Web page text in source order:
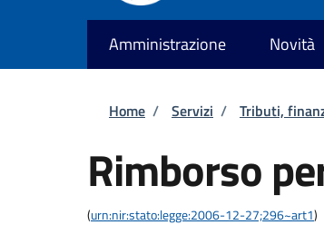
Amministrazione Novità
Briciole di
Home / Servizi / Tributi,
Rimborso
(urn:nir:stato:legge:2006-12-27;296~art1)